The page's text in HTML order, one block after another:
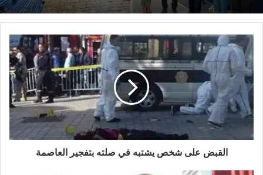
القبض على شخص يشتبه في صلته بتفجير العاصمة